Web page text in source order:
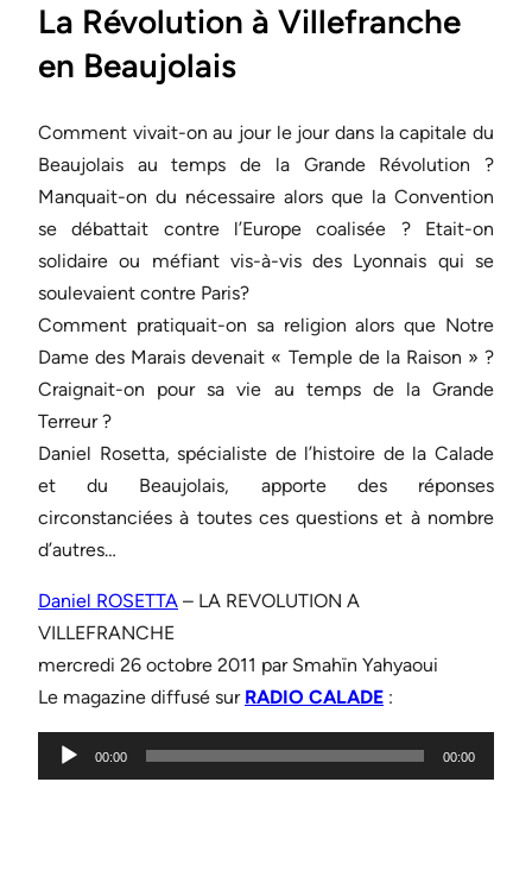
La Révolution à Villefranche
en Beaujolais
Comment vivait-on au jour le jour dans la capitale du
Beaujolais au temps de la Grande Révolution ?
Manquait-on du nécessaire alors que la Convention
se débattait contre l’Europe coalisée ? Etait-on
solidaire ou méfiant vis-à-vis des Lyonnais qui se
soulevaient contre Paris?
Comment pratiquait-on sa religion alors que Notre
Dame des Marais devenait « Temple de la Raison » ?
Craignait-on pour sa vie au temps de la Grande
Terreur ?
Daniel Rosetta, spécialiste de l’histoire de la Calade
et du Beaujolais, apporte des réponses
circonstanciées à toutes ces questions et à nombre
d’autres…
Daniel ROSETTA – LA REVOLUTION A
VILLEFRANCHE
mercredi 26 octobre 2011 par Smahïn Yahyaoui
Le magazine diffusé sur RADIO CALADE :
Lecteur
audio
00:00 00:00